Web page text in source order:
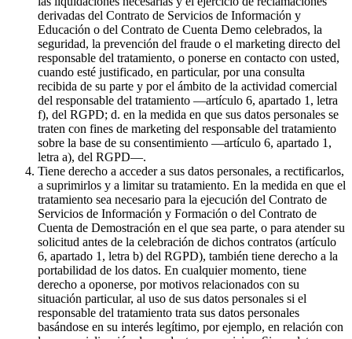
derivadas del Contrato de Servicios de Información y
Educación o del Contrato de Cuenta Demo celebrados, la
seguridad, la prevención del fraude o el marketing directo del
responsable del tratamiento, o ponerse en contacto con usted,
cuando esté justificado, en particular, por una consulta
recibida de su parte y por el ámbito de la actividad comercial
del responsable del tratamiento —artículo 6, apartado 1, letra
f), del RGPD; d. en la medida en que sus datos personales se
traten con fines de marketing del responsable del tratamiento
sobre la base de su consentimiento —artículo 6, apartado 1,
letra a), del RGPD—.
Tiene derecho a acceder a sus datos personales, a rectificarlos,
a suprimirlos y a limitar su tratamiento. En la medida en que el
tratamiento sea necesario para la ejecución del Contrato de
Servicios de Información y Formación o del Contrato de
Cuenta de Demostración en el que sea parte, o para atender su
solicitud antes de la celebración de dichos contratos (artículo
6, apartado 1, letra b) del RGPD), también tiene derecho a la
portabilidad de los datos. En cualquier momento, tiene
derecho a oponerse, por motivos relacionados con su
situación particular, al uso de sus datos personales si el
responsable del tratamiento trata sus datos personales
basándose en su interés legítimo, por ejemplo, en relación con